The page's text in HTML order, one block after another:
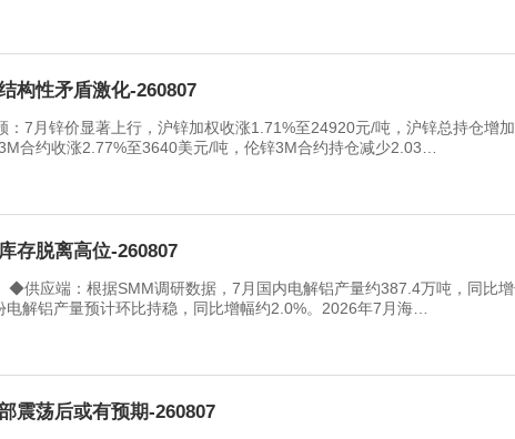
构性矛盾激化-260807
价显著上行，沪锌加权收涨1.71%至24920元/吨，沪锌总持仓增加
合约收涨2.77%至3640美元/吨，伦锌3M合约持仓减少2.03…
存脱离高位-260807
端：根据SMM调研数据，7月国内电解铝产量约387.4万吨，同比增
解铝产量预计环比持稳，同比增幅约2.0%。2026年7月海…
震荡后或有预期-260807